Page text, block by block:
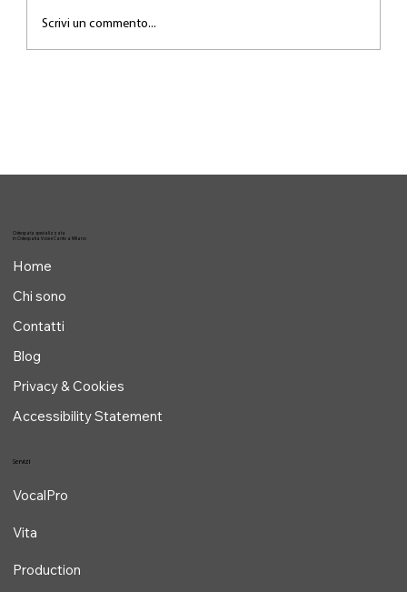
Scrivi un commento...
Osteopata specializzata
in Osteopatia Voce e Canto a Milano
Home
Chi sono
Contatti
Blog
Privacy & Cookies
Accessibility Statement
Servizi
VocalPro
Vita
Production